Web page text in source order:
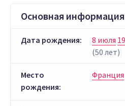
Основная информация
Дата рождения: 8 июля
(50 лет)
Место
рождения:
Франция